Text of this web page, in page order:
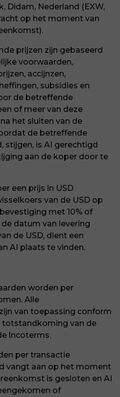
Didam, Nederland (EXW,
op het moment van
prijzen zijn gebaseerd
voorwaarden,
accijnzen,
subsidies en
de betreffende
of meer van deze
het sluiten van de
de betreffende
stijgen, is AI gerechtigd
aan de koper door te
een prijs in USD
van de USD op
met 10% of
datum van levering
de USD, dient een
AI plaats te vinden.
worden per
Alle
van toepassing conform
van de
lncoterms.
per transactie
vangt aan op het moment
is gesloten en AI
of